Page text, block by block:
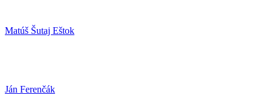
Matúš Šutaj Eštok
Ján Ferenčák